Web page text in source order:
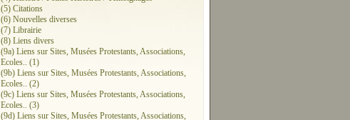
(5) Citations
(6) Nouvelles diverses
(7) Librairie
(8) Liens divers
(9a) Liens sur Sites, Musées Protestants, Associations,
Ecoles.. (1)
(9b) Liens sur Sites, Musées Protestants, Associations,
Ecoles.. (2)
(9c) Liens sur Sites, Musées Protestants, Associations,
Ecoles.. (3)
(9d) Liens sur Sites, Musées Protestants, Associations,